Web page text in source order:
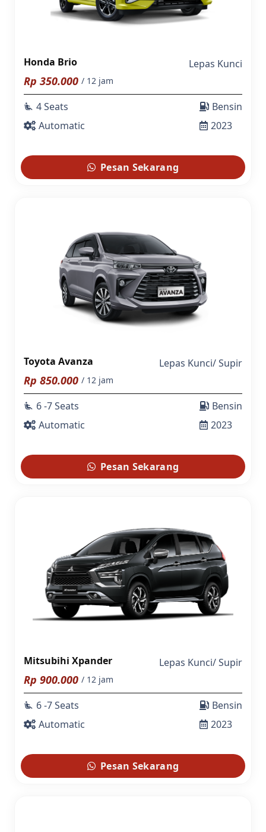
Honda Brio Lepas Kunci
Rp 350.000 / 12 jam
airline_seat_recline_extra 4 Seats
Automatic
Bensin
2023
Pesan Sekarang
Toyota Avanza Lepas Kunci/Supir
Rp 850.000 / 12 jam
airline_seat_recline_extra 6 -7 Seats
Automatic
Bensin
2023
Pesan Sekarang
Mitsubihi Xpander Lepas Kunci/Supir
Rp 900.000 / 12 jam
airline_seat_recline_extra 6 -7 Seats
Automatic
Bensin
2023
Pesan Sekarang